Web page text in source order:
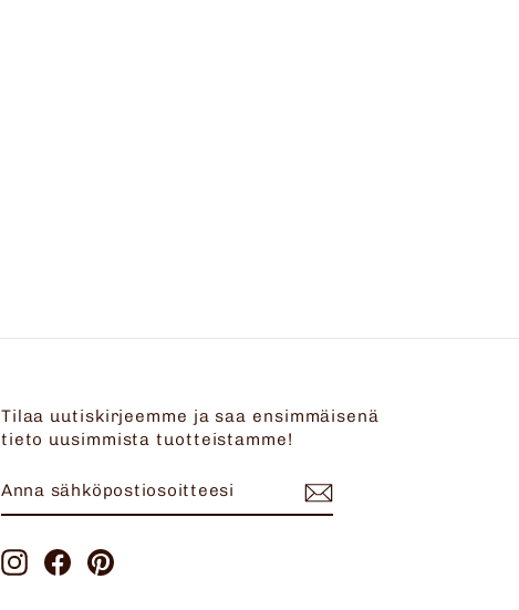
Tilaa uutiskirjeemme ja saa ensimmäisenä
tieto uusimmista tuotteistamme!
SÄHKÖPOSTIOSOITTEESI
Instagram
FacebookPinterest